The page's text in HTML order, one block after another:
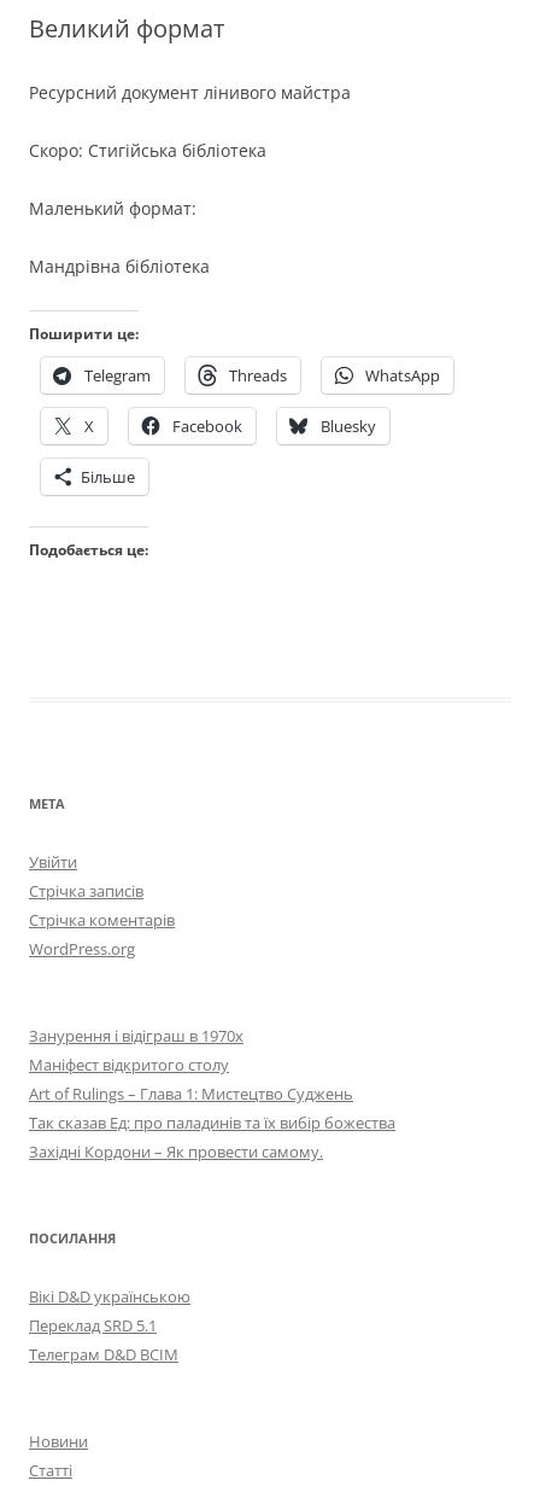
Великий формат
Ресурсний документ лінивого майстра
Скоро: Стигійська бібліотека
Маленький формат:
Мандрівна бібліотека
Поширити це:
Telegram Threads WhatsApp
X Facebook Bluesky
Більше
Подобається це:
МЕТА
Увійти
Стрічка записів
Стрічка коментарів
WordPress.org
Занурення і відіграш в 1970х
Маніфест відкритого столу
Art of Rulings – Глава 1: Мистецтво Суджень
Так сказав Ед: про паладинів та їх вибір божества
Західні Кордони – Як провести самому.
ПОСИЛАННЯ
Вікі D&D українською
Переклад SRD 5.1
Телеграм D&D ВСІМ
Новини
Статті